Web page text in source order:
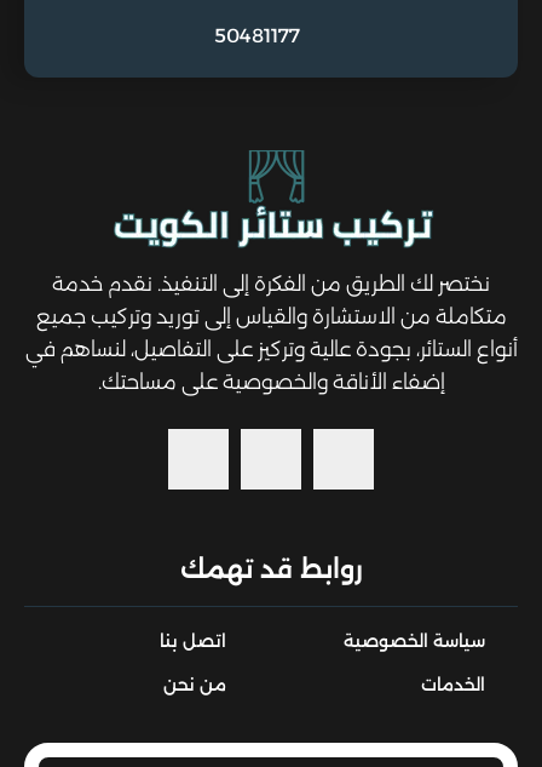
50481177
نختصر لك الطريق من الفكرة إلى التنفيذ. نقدم خدمة
متكاملة من الاستشارة والقياس إلى توريد وتركيب جميع
أنواع الستائر، بجودة عالية وتركيز على التفاصيل، لنساهم في
إضفاء الأناقة والخصوصية على مساحتك.
روابط قد تهمك
سياسة الخصوصية
اتصل بنا
الخدمات
من نحن